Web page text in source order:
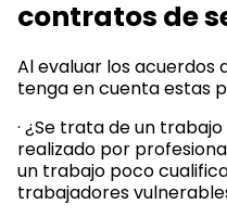
contratos de
Al evaluar los acuerdos
tenga en cuenta estas
· ¿Se trata de un
realizado por
un trabajo poco
trabajadores